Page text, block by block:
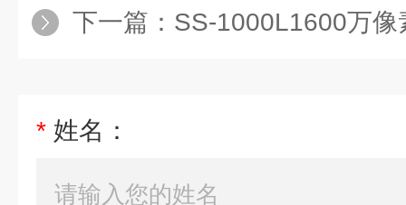
下一篇： SS-1000L1600万像
* 姓名：